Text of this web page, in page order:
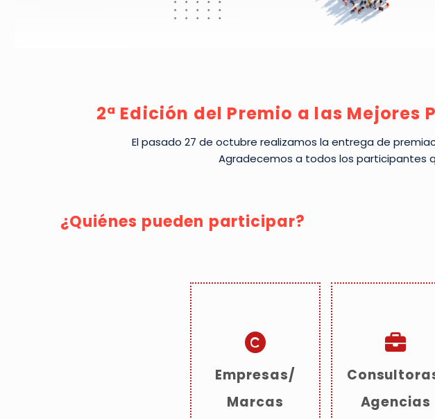
2ª Edición del Premio a las
El pasado 27 de octubre realizamos la entrega de
Agradecemos a todos los participantes
¿Quiénes pueden participar?
Empresas/
Marcas
Agencias